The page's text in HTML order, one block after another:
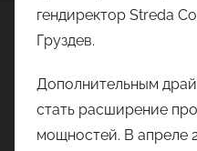
гендиректор Streda
Груздев.
Дополнительным
стать расширение
мощностей. В апреле